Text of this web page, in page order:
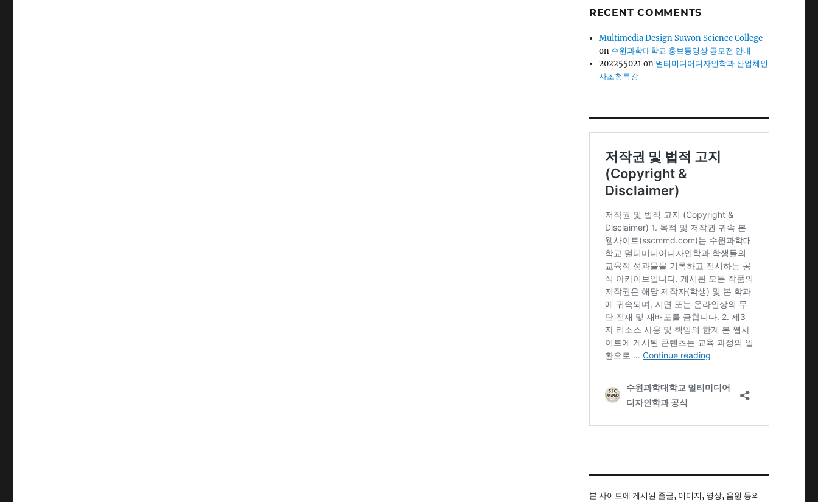
RECENT COMMENTS
Multimedia Design Suwon Science College
on 수원과학대학교 홍보동영상 공모전 안내
202255021on 멀티미디어디자인학과 산업체인
사초청특강
본 사이트에 게시된 줄글, 이미지, 영상, 음원 등의